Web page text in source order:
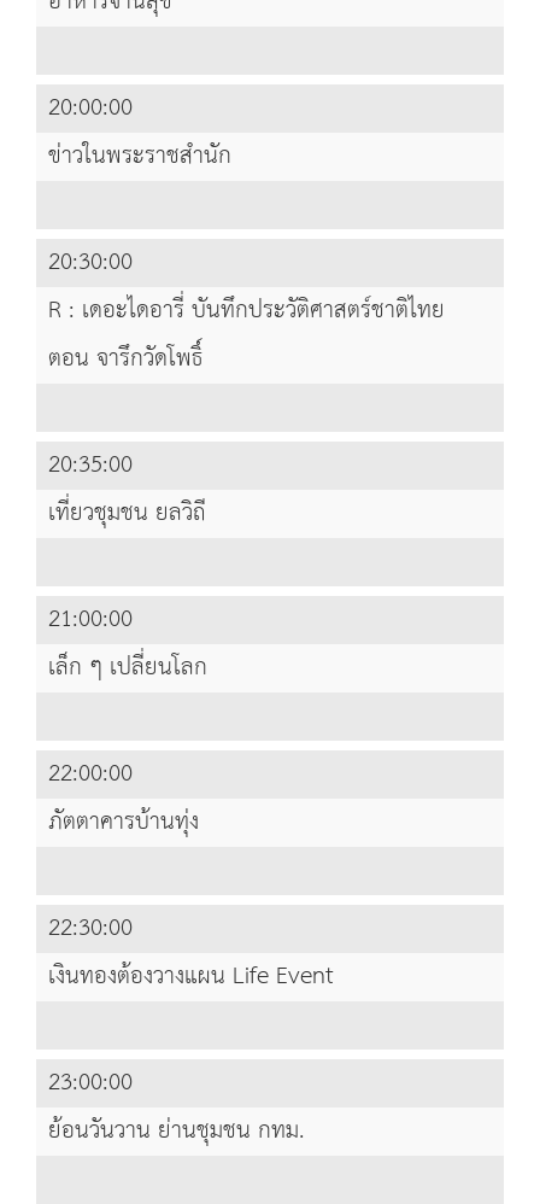
20:00:00
ข่าวในพระราชสำนัก
20:30:00
R : เดอะไดอารี่ บันทึกประวัติศาสตร์ชาติไทย
ตอน จารึกวัดโพธิ์
20:35:00
เที่ยวชุมชน ยลวิถี
21:00:00
เล็ก ๆ เปลี่ยนโลก
22:00:00
ภัตตาคารบ้านทุ่ง
22:30:00
เงินทองต้องวางแผน Life Event
23:00:00
ย้อนวันวาน ย่านชุมชน กทม.